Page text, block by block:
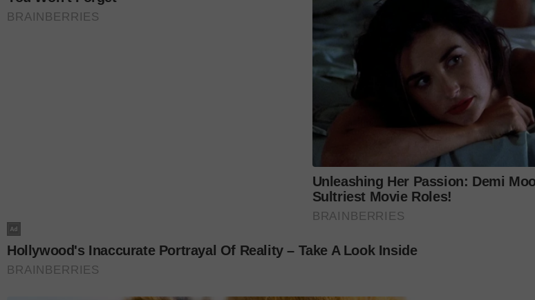
“Menjaga kesihatan mental bukan sekadar mengelak tekanan, tetapi tentang bagaimana kita
menyeimbangkan emosi, berhubung dengan orang lain dan membina daya tahan diri. Kasih
Fun Run ini kami anjurkan sebagai simbol bahawa kesejahteraan diri bermula dengan langkah